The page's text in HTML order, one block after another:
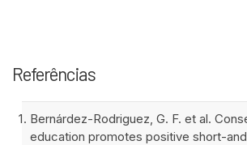
Referências
Bernárdez-Rodriguez, G. F. et al.
education promotes positive short-